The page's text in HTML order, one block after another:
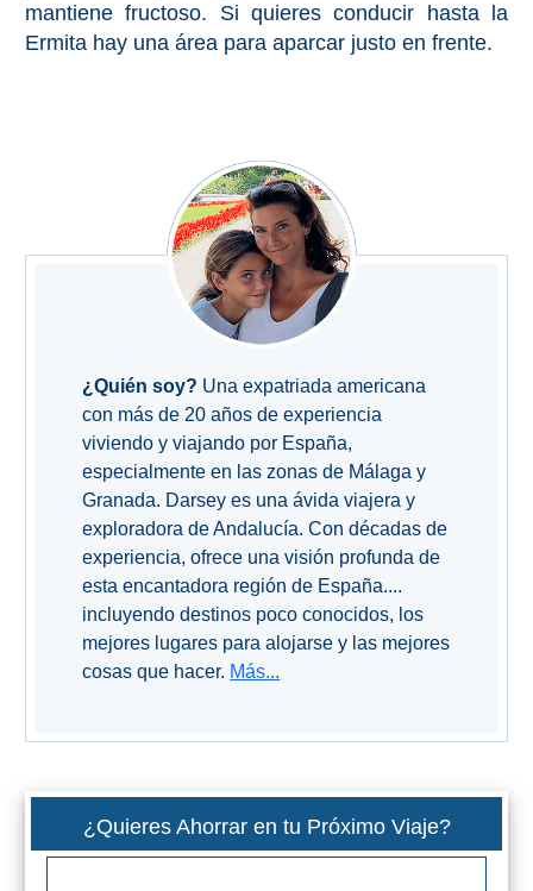
QUÉ
Monumentos
Playas de Granada
Excursiones Desde Málaga
Buceo
Deportes
Acuáticos
Lanchas
mantiene fructoso. Si quieres conducir hasta la
Ermita hay una área para aparcar justo en frente.
¿Quién soy? Una expatriada americana
con más de 20 años de experiencia
viviendo y viajando por España,
especialmente en las zonas de Málaga y
Granada. Darsey es una ávida viajera y
exploradora de Andalucía. Con décadas de
experiencia, ofrece una visión profunda de
esta encantadora región de España....
incluyendo destinos poco conocidos, los
mejores lugares para alojarse y las mejores
cosas que hacer. Más...
¿Quieres Ahorrar en tu Próximo Viaje?